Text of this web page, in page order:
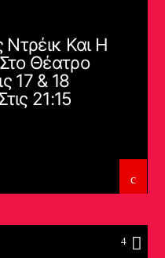
Ντρέικ Και Η
Θέατρο
17 & 18
21:15
4